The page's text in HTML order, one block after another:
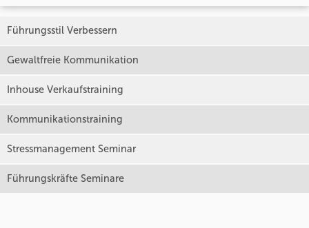
Führungsstil Verbessern
Gewaltfreie Kommunikation
Inhouse Verkaufstraining
Kommunikationstraining
Stressmanagement Seminar
Führungskräfte Seminare